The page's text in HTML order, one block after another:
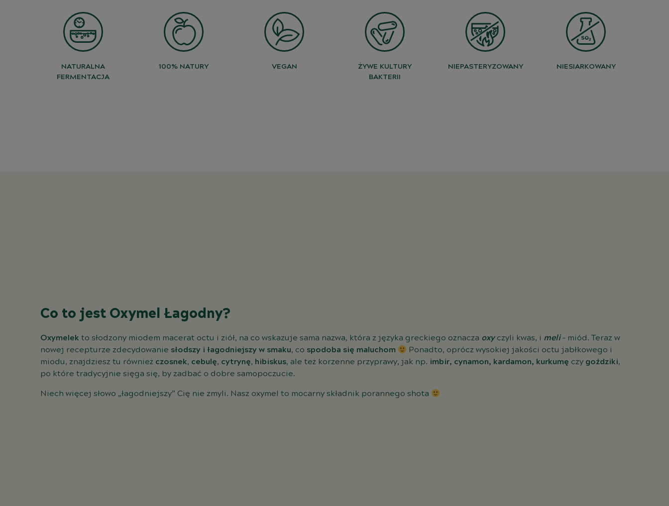
NATURALNA
FERMENTACJA
100% NATURY VEGAN
ŻYWE KULTURY
BAKTERII
NIEPASTERYZOWANY NIESIARKOWANY
Co to jest Oxymel Łagodny?
Oxymelek to słodzony miodem macerat octu i ziół, na co wskazuje sama nazwa, która z języka greckiego oznacza oxyczyli kwas, i meli– miód. Teraz w
nowej recepturze zdecydowanie słodszy i łagodniejszy w smaku, co spodoba się maluchom
Ponadto, oprócz wysokiej jakości octu jabłkowego i
miodu, znajdziesz tu również czosnek, cebulę, cytrynę, hibiskus, ale też korzenne przyprawy, jak np. imbir, cynamon, kardamon, kurkumę czy goździki,
po które tradycyjnie sięga się, by zadbać o dobre samopoczucie.
Niech więcej słowo „łagodniejszy” Cię nie zmyli. Nasz oxymel to mocarny składnik porannego shota